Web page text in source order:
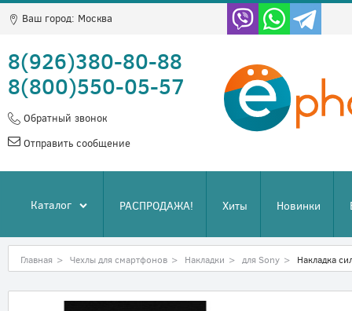
Ваш город: Москва
8(926)380-80-88
8(800)550-05-57
Обратный звонок
Отправить сообщение
Каталог РАСПРОДАЖА! Хиты Новинки
Главная > Чехлы для смартфонов > Накладки > для Sony > Накладка